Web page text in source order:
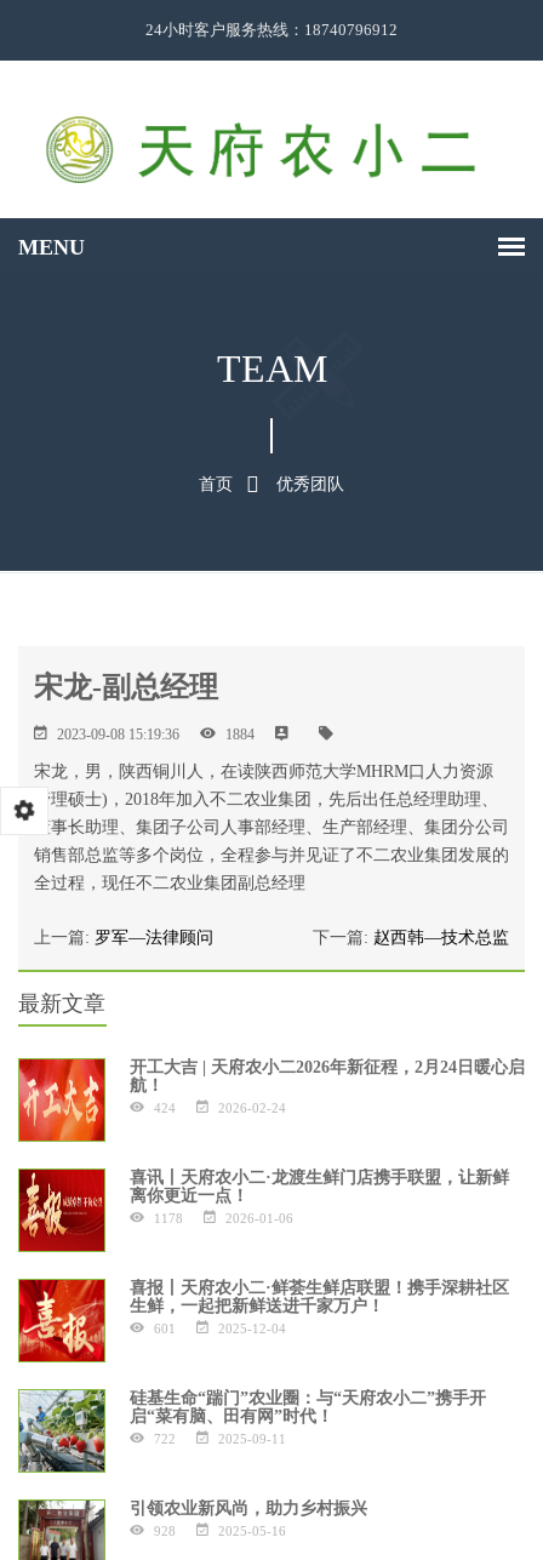
24小时客户服务热线：18740796912
TEAM
首页 优秀团队
宋龙-副总经理
2023-09-08 15:19:36 1884
宋龙，男，陕西铜川人，在读陕西师范大学MHRM口人力资源
管理硕士)，2018年加入不二农业集团，先后出任总经理助理、
董事长助理、集团子公司人事部经理、生产部经理、集团分公司
销售部总监等多个岗位，全程参与并见证了不二农业集团发展的
全过程，现任不二农业集团副总经理
上一篇: 罗军—法律顾问 下一篇: 赵西韩—技术总监
最新文章
开工大吉 | 天府农小二2026年新征程，2月24日暖心启
航！
424 2026-02-24
喜讯丨天府农小二·龙渡生鲜门店携手联盟，让新鲜
离你更近一点！
1178 2026-01-06
喜报丨天府农小二·鲜荟生鲜店联盟！携手深耕社区
生鲜，一起把新鲜送进千家万户！
601 2025-12-04
硅基生命“踹门”农业圈：与“天府农小二”携手开
启“菜有脑、田有网”时代！
722 2025-09-11
引领农业新风尚，助力乡村振兴
928 2025-05-16